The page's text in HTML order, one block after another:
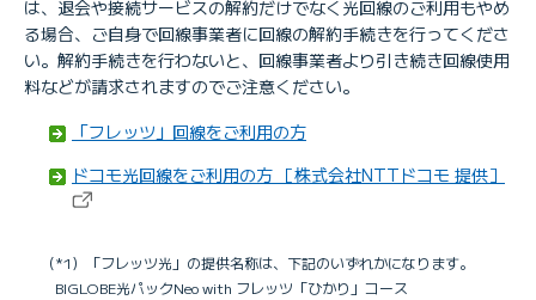
は、退会や接続サービスの解約だけでなく光回線のご利用もやめ
る場合、ご自身で回線事業者に回線の解約手続きを行ってくださ
い。解約手続きを行わないと、回線事業者より引き続き回線使用
料などが請求されますのでご注意ください。
「フレッツ」回線をご利用の方
ドコモ光回線をご利用の方 ［株式会社NTTドコモ 提供］
（*1）「フレッツ光」の提供名称は、下記のいずれかになります。
BIGLOBE光パックNeo with フレッツ「ひかり」コース